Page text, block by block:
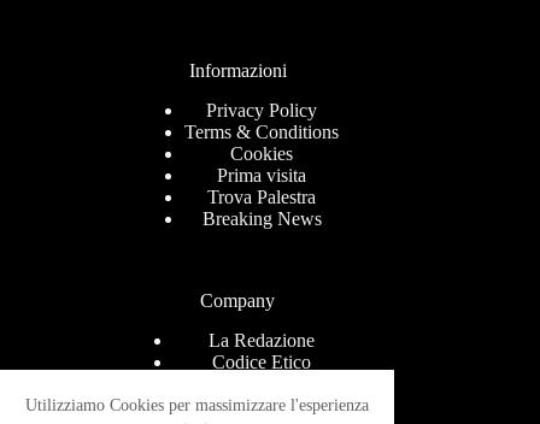
Utilizziamo Cookies per massimizzare l'esperienza
Informazioni
Privacy Policy
Terms & Conditions
Cookies
Prima visita
Trova Palestra
Breaking News
Company
La Redazione
Codice Etico
Help Center